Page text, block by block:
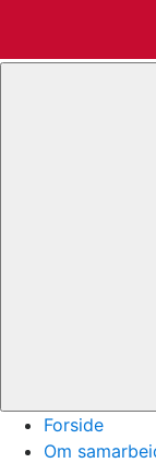
Gå
Forside
Om